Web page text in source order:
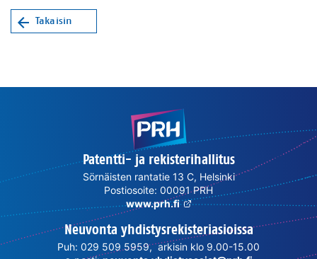
Takaisin
Patentti- ja rekisterihallitus
Sörnäisten rantatie 13 C, Helsinki
Postiosoite: 00091 PRH
www.prh.fi
Neuvonta yhdistysrekisteriasioissa
Puh: 029 509 5959, arkisin klo 9.00-15.00